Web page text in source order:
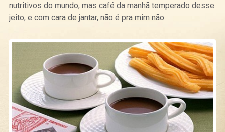
nutritivos do mundo, mas café da manhã temperado desse
jeito, e com cara de jantar, não é pra mim não.